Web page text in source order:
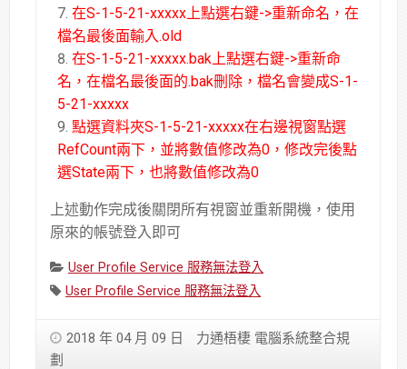
在S-1-5-21-xxxxx上點選右鍵->重新命名，在
檔名最後面輸入.old
在S-1-5-21-xxxxx.bak上點選右鍵->重新命
名，在檔名最後面的.bak刪除，檔名會變成S-1-
5-21-xxxxx
點選資料夾S-1-5-21-xxxxx在右邊視窗點選
RefCount兩下，並將數值修改為0，修改完後點
選State兩下，也將數值修改為0
上述動作完成後關閉所有視窗並重新開機，使用
原來的帳號登入即可
Categories:
User Profile Service 服務無法登入
Tags:
User Profile Service 服務無法登入
2018 年 04 月 09 日
力通梧棲 電腦系統整合規
劃